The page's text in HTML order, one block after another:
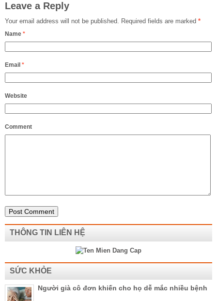
Leave a Reply
Your email address will not be published. Required fields are marked *
Name *
Email *
Website
Comment
THÔNG TIN LIÊN HỆ
SỨC KHỎE
Người già cô đơn khiến cho họ dễ mắc nhiều bệnh